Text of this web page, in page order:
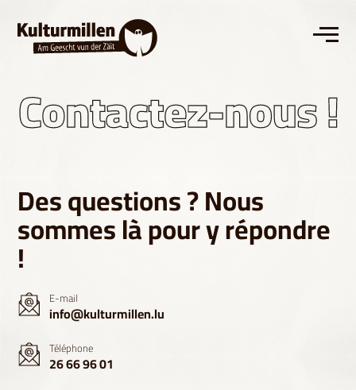
Des questions ? Nous
sommes là pour y répondre
!
E-mail
info@kulturmillen.lu
Téléphone
26 66 96 01